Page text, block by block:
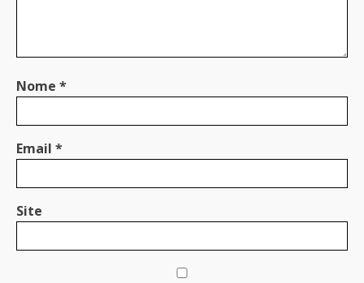
Nome *
Email *
Site